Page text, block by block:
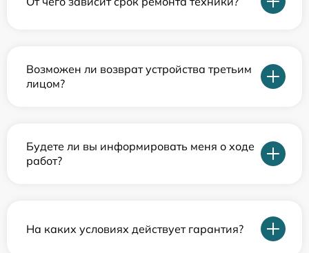
Возможен ли возврат устройства третьим
лицом?
Будете ли вы информировать меня о ходе
работ?
На каких условиях действует гарантия?